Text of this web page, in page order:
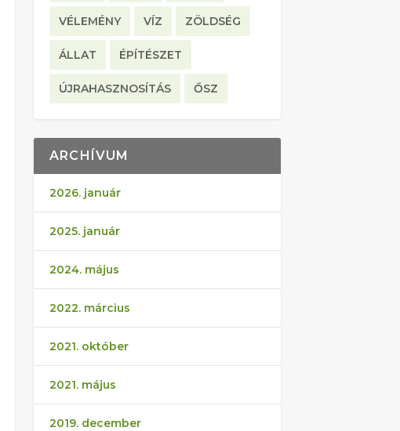
VÉLEMÉNY VÍZ ZÖLDSÉG
ÁLLAT ÉPÍTÉSZET
ÚJRAHASZNOSÍTÁS ŐSZ
ARCHÍVUM
2026. január
2025. január
2024. május
2022. március
2021. október
2021. május
2019. december